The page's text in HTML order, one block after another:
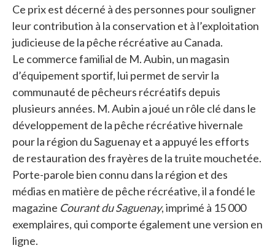
Ce prix est décerné à des personnes pour souligner
leur contribution à la conservation et à l’exploitation
judicieuse de la pêche récréative au Canada.
Le commerce familial de M. Aubin, un magasin
d’équipement sportif, lui permet de servir la
communauté de pêcheurs récréatifs depuis
plusieurs années. M. Aubin a joué un rôle clé dans le
développement de la pêche récréative hivernale
pour la région du Saguenay et a appuyé les efforts
de restauration des frayères de la truite mouchetée.
Porte-parole bien connu dans la région et des
médias en matière de pêche récréative, il a fondé le
magazine Courant du Saguenay, imprimé à 15 000
exemplaires, qui comporte également une version en
ligne.